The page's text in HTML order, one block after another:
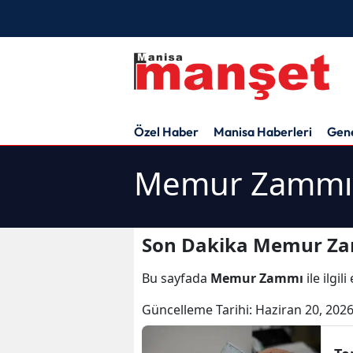
Özel Haber Manisa Haberleri
Memur
Son Dakika Memur
Bu sayfada Memur Zammı ile ilgili
Güncelleme Tarihi: Haziran 20,